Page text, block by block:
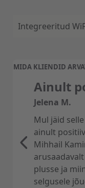
Integreeritud
MIDA KLIENDID
Ainult
Jelena M.
Mul jäid
ainult
Mihhail
plusse ja
selgusele